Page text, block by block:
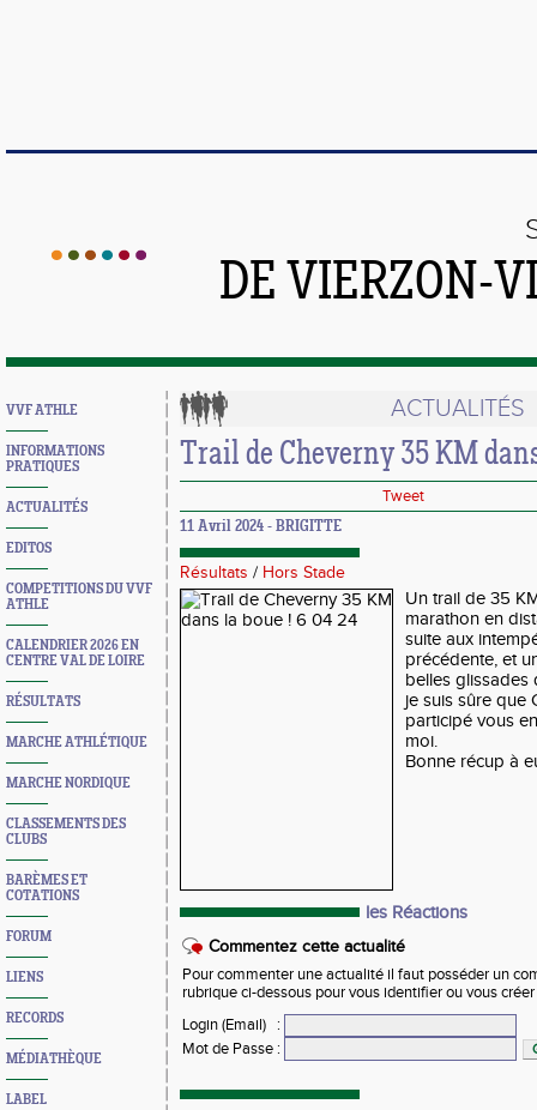
DE VIERZON-
VVF ATHLE
INFORMATIONS
PRATIQUES
ACTUALITÉS
EDITOS
COMPETITIONS DU VVF
ATHLE
CALENDRIER 2026 EN
CENTRE VAL DE LOIRE
RÉSULTATS
MARCHE ATHLÉTIQUE
MARCHE NORDIQUE
CLASSEMENTS DES
CLUBS
BARÈMES ET
COTATIONS
FORUM
LIENS
RECORDS
MÉDIATHÈQUE
LABEL
ACTUALITÉS
Trail de Cheverny 35 KM
Tweet
11 Avril 2024 - BRIGITTE
Résultats / Hors Stade
Un trail de 35
marathon en
suite aux
précédente, et
belles glissades
je suis sûre que
participé vous
moi.
Bonne récup à
les Réactions
Commentez cette actualité
Pour commenter une actualité il faut posséder un
rubrique ci-dessous pour vous identifier ou vous
Login (Email)
:
Mot de Passe :